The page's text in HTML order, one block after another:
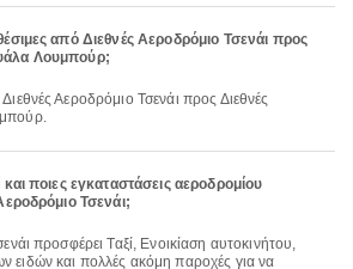
από Διεθνές Αεροδρόμιο Τσενάι προς
Λουμπούρ;
και ποιες εγκαταστάσεις αεροδρομίου
Τσενάι;
ειδών και πολλές ακόμη παροχές για να